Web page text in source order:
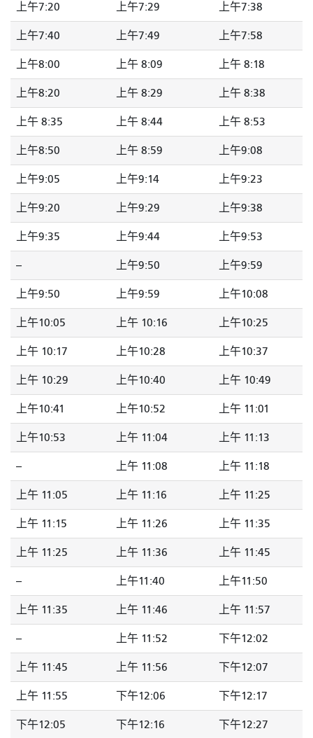
上午7:20 上午7:29 上午7:38
上午7:40 上午7:49 上午7:58
上午8:00 上午 8:09 上午 8:18
上午8:20 上午 8:29 上午 8:38
上午 8:35 上午 8:44 上午 8:53
上午8:50 上午 8:59 上午9:08
上午9:05 上午9:14 上午9:23
上午9:20 上午9:29 上午9:38
上午9:35 上午9:44 上午9:53
-- 上午9:50 上午9:59
上午9:50 上午9:59 上午10:08
上午10:05 上午 10:16 上午10:25
上午 10:17 上午10:28 上午10:37
上午 10:29 上午10:40 上午 10:49
上午10:41 上午10:52 上午 11:01
上午10:53 上午 11:04 上午 11:13
-- 上午 11:08 上午 11:18
上午 11:05 上午 11:16 上午 11:25
上午 11:15 上午 11:26 上午 11:35
上午 11:25 上午 11:36 上午 11:45
-- 上午11:40 上午11:50
上午 11:35 上午 11:46 上午 11:57
-- 上午 11:52 下午12:02
上午 11:45 上午 11:56 下午12:07
上午 11:55 下午12:06 下午12:17
下午12:05 下午12:16 下午12:27